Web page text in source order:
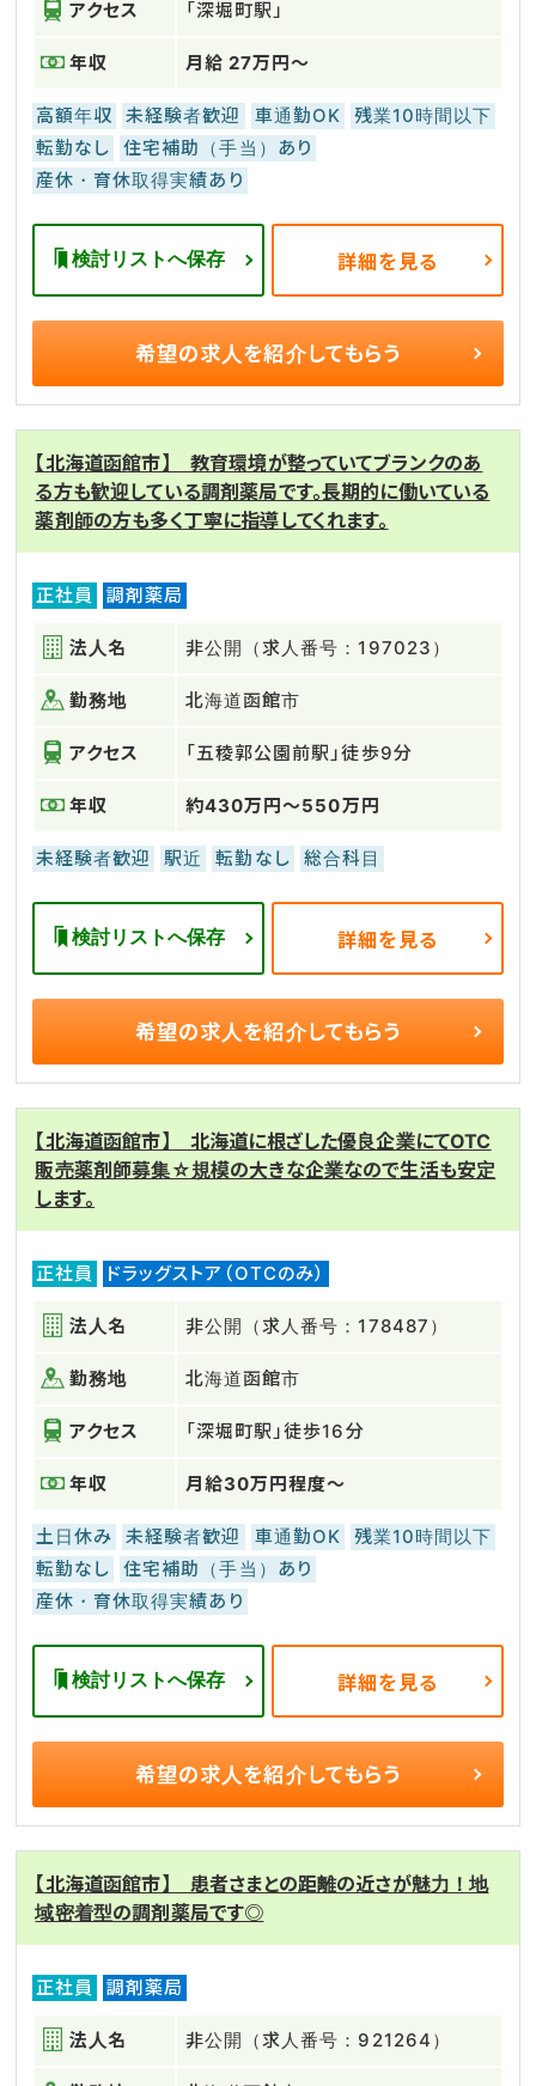
アクセス 「深堀町駅」
年収 月給 27万円～
高額年収 未経験者歓迎 車通勤OK
残業10時間以下
転勤なし
住宅補助（手当）あり
産休・育休取得実績あり
検討リストへ保存 詳細を見る
希望の求人を紹介してもらう
【北海道函館市】 教育環境が整っていてブランクのあ
る方も歓迎している調剤薬局です。長期的に働いている
薬剤師の方も多く丁寧に指導してくれます。
正社員 調剤薬局
法人名 非公開（求人番号：197023）
勤務地 北海道函館市
アクセス 「五稜郭公園前駅」徒歩9分
年収 約430万円～550万円
未経験者歓迎 駅近 転勤なし 総合科目
検討リストへ保存 詳細を見る
希望の求人を紹介してもらう
【北海道函館市】 北海道に根ざした優良企業にてOTC
販売薬剤師募集☆規模の大きな企業なので生活も安定
します。
正社員 ドラッグストア（OTCのみ）
法人名 非公開（求人番号：178487）
勤務地 北海道函館市
アクセス 「深堀町駅」徒歩16分
年収 月給30万円程度～
土日休み 未経験者歓迎 車通勤OK
残業10時間以下
転勤なし
住宅補助（手当）あり
産休・育休取得実績あり
検討リストへ保存 詳細を見る
希望の求人を紹介してもらう
【北海道函館市】 患者さまとの距離の近さが魅力！地
域密着型の調剤薬局です◎
正社員 調剤薬局
法人名 非公開（求人番号：921264）